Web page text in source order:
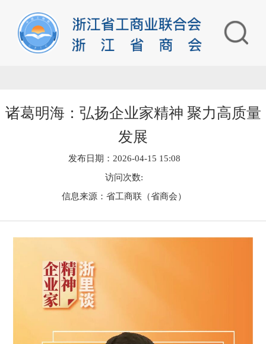
诸葛明海：弘扬企业家精神 聚力高质量
发展
发布日期：2026-04-15 15:08
访问次数:
信息来源：省工商联（省商会）